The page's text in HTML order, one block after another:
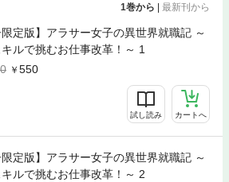
1巻から | 最新刊から
限定版】アラサー女子の異世界就職記 ～
ルで挑むお仕事改革！～ 1
550
試し読み カートへ
限定版】アラサー女子の異世界就職記 ～
ルで挑むお仕事改革！～ 2